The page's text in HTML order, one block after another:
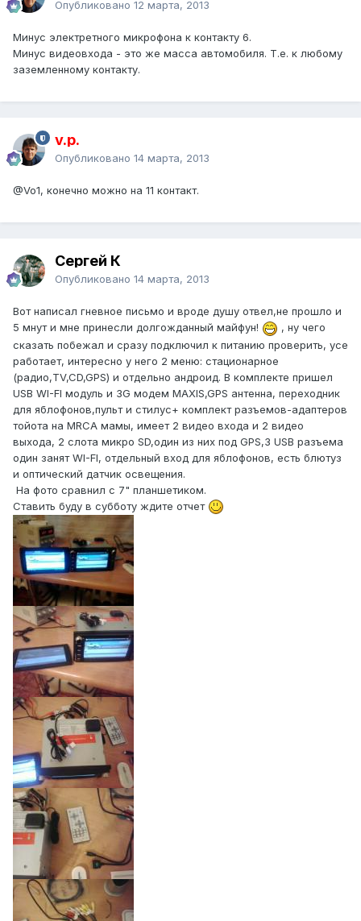
Опубликовано 12 марта, 2013
Минус электретного микрофона к контакту 6.
Минус видеовхода - это же масса автомобиля. Т.е. к любому
заземленному контакту.
v.p.
Опубликовано 14 марта, 2013
@Vo1, конечно можно на 11 контакт.
Сергей К
Опубликовано 14 марта, 2013
Вот написал гневное письмо и вроде душу отвел,не прошло и
5 мнут и мне принесли долгожданный майфун!
, ну чего
сказать побежал и сразу подключил к питанию проверить, усе
работает, интересно у него 2 меню: стационарное
(радио,TV,CD,GPS) и отдельно андроид. В комплекте пришел
USB WI-FI модуль и 3G модем MAXIS,GPS антенна, переходник
для яблофонов,пульт и стилус+ комплект разъемов-адаптеров
тойота на MRCA мамы, имеет 2 видео входа и 2 видео
выхода, 2 слота микро SD,один из них под GPS,3 USB разъема
один занят WI-FI, отдельный вход для яблофонов, есть блютуз
и оптический датчик освещения.
На фото сравнил с 7" планшетиком.
Ставить буду в субботу ждите отчет